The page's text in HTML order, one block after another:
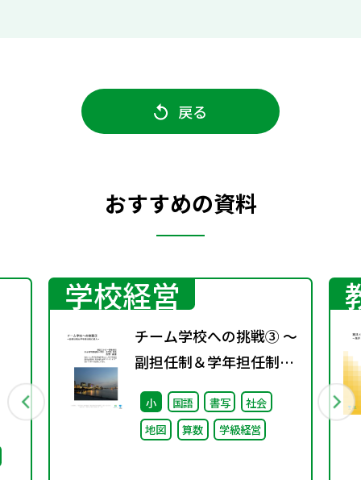
戻る
おすすめの資料
学校経営
チーム学校への挑戦③ ～
副担任制＆学年担任制の
導入～
小 国語 書写
社会
地図
算数 学級経営